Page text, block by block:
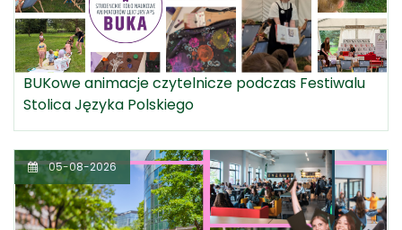
BUKowe animacje czytelnicze podczas Festiwalu
Stolica Języka Polskiego
05-08-2026